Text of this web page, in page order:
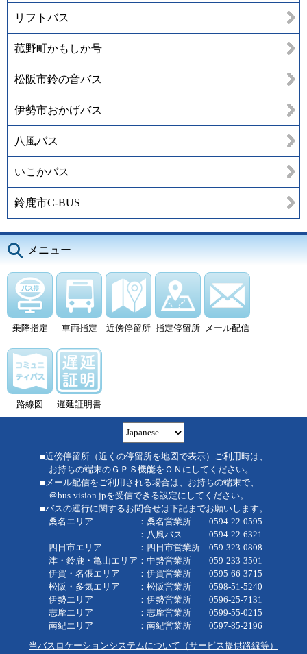
リフトバス
菰野町かもしか号
松阪市鈴の音バス
伊勢市おかげバス
八風バス
いこかバス
鈴鹿市C-BUS
メニュー
乗降指定 車両指定 近傍停留所 指定停留所 メール配信
路線図 遅延証明書
■近傍停留所（近くの停留所を地図で表示）ご利用時は、
お持ちの端末のＧＰＳ機能をＯＮにしてください。
■メール配信をご利用される場合は、お持ちの端末で、
＠bus-vision.jpを受信できる設定にしてください。
■バスの運行に関するお問合せは下記までお願いします。
桑名エリア ：桑名営業所 0594-22-0595
：八風バス 0594-22-6321
四日市エリア ：四日市営業所 059-323-0808
津・鈴鹿・亀山エリア：中勢営業所 059-233-3501
伊賀・名張エリア ：伊賀営業所 0595-66-3715
松阪・多気エリア ：松阪営業所 0598-51-5240
伊勢エリア ：伊勢営業所 0596-25-7131
志摩エリア ：志摩営業所 0599-55-0215
南紀エリア ：南紀営業所 0597-85-2196
当バスロケーションシステムについて（サービス提供路線等）